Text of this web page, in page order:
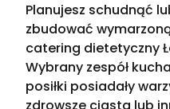
Planujesz schudnąć
zbudować
catering dietetyczny
Wybrany zespół
posiłki posiadały